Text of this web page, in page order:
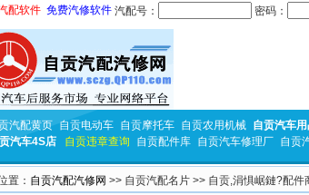
配软件 免费汽修软件 汽配号： 密码：
汽配黄页 自贡电动车 自贡摩托车 自贡农用机械 自贡汽车
汽车4S店
自贡违章查询 自贡配件库 自贡汽车修理厂 自贡
置： 自贡汽配汽修网 >> 自贡汽配名片 >> 自贡,涓惧崌鏈?配件